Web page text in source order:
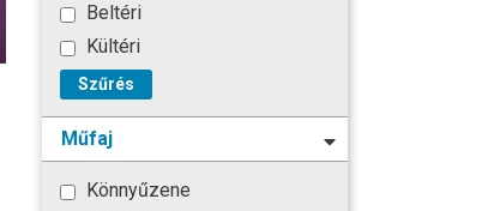
Beltéri
Kültéri
Szűrés
Műfaj
Könnyűzene